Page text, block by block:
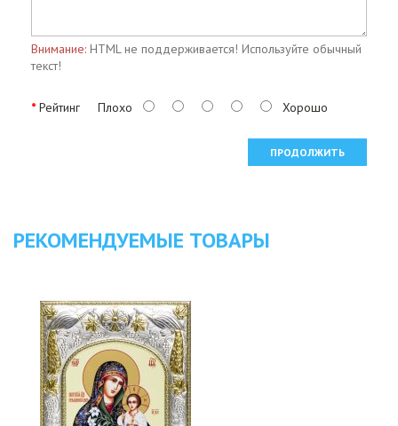
Внимание: HTML не поддерживается! Используйте обычный
текст!
Рейтинг Плохо Хорошо
ПРОДОЛЖИТЬ
РЕКОМЕНДУЕМЫЕ ТОВАРЫ